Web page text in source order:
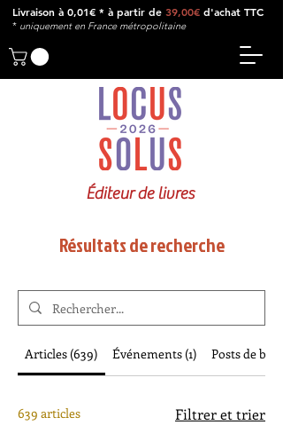
Livraison à 0,01€ * à partir de 39,00€ d'achat TTC
* uniquement en France métropolitaine
Éditeur de livres
Résultats de recherche
Articles (639) Événements (1) Posts de blog
639 articles Filtrer et trier